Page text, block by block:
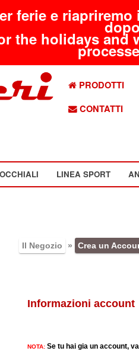
ferie e
the holidays
PRODOTTI
CONTATTI
OCCHIALI LINEA SPORT
Il Negozio » Crea un
Informazioni account
NOTA: Se tu hai gia un account,